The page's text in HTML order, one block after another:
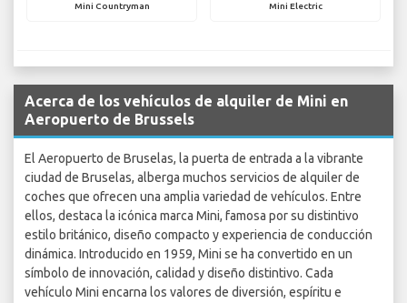
Mini Countryman Mini Electric
Acerca de los vehículos de alquiler de Mini en
Aeropuerto de Brussels
El Aeropuerto de Bruselas, la puerta de entrada a la vibrante
ciudad de Bruselas, alberga muchos servicios de alquiler de
coches que ofrecen una amplia variedad de vehículos. Entre
ellos, destaca la icónica marca Mini, famosa por su distintivo
estilo británico, diseño compacto y experiencia de conducción
dinámica. Introducido en 1959, Mini se ha convertido en un
símbolo de innovación, calidad y diseño distintivo. Cada
vehículo Mini encarna los valores de diversión, espíritu e